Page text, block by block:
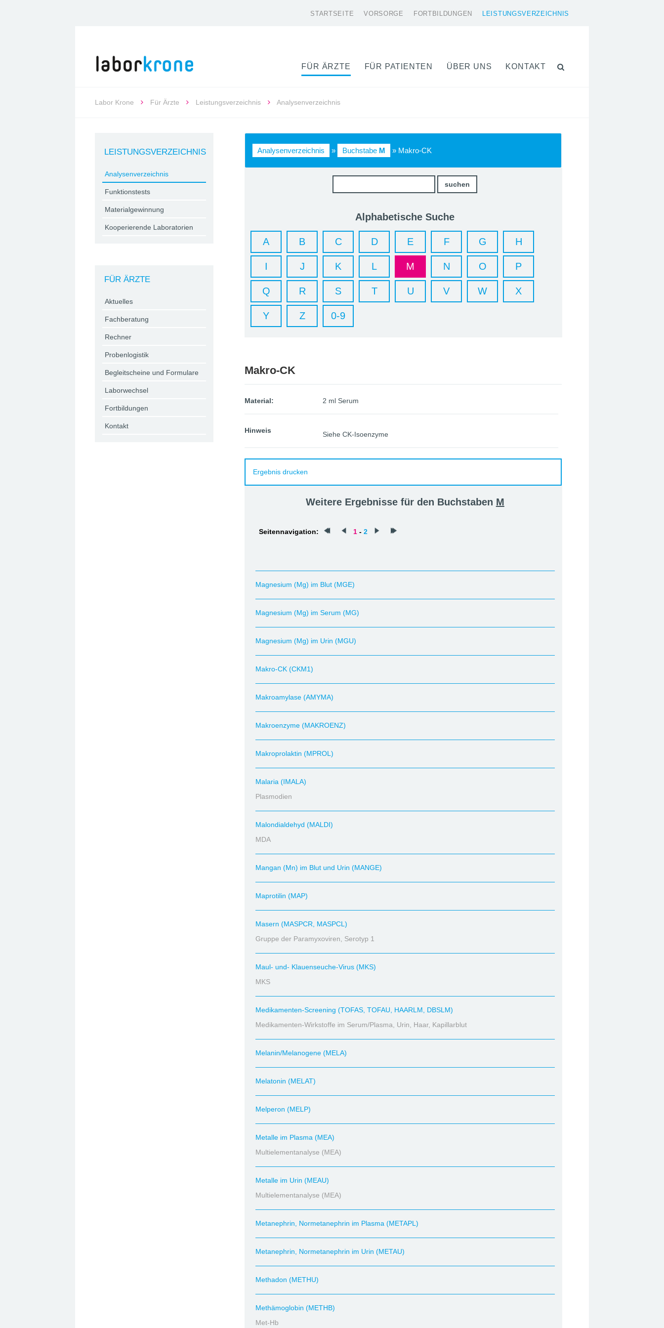
STARTSEITE VORSORGE FORTBILDUNGEN LEISTUNGSVERZEICHNIS
FÜR ÄRZTE FÜR PATIENTEN ÜBER UNS KONTAKT
Labor Krone Für Ärzte Leistungsverzeichnis Analysenverzeichnis
Analysenverzeichnis » Buchstabe M » Makro-CK
Alphabetische Suche
A B C D E F G H
I J K L M N O P
Q R S T U V W X
Y Z 0-9
Makro-CK
Material: 2 ml Serum
Hinweis Siehe CK-Isoenzyme
Ergebnis drucken
Weitere Ergebnisse für den Buchstaben M
Seitennavigation: 1 - 2
Magnesium (Mg) im Blut (MGE)
Magnesium (Mg) im Serum (MG)
Magnesium (Mg) im Urin (MGU)
Makro-CK (CKM1)
Makroamylase (AMYMA)
Makroenzyme (MAKROENZ)
Makroprolaktin (MPROL)
Malaria (IMALA)
Plasmodien
Malondialdehyd (MALDI)
MDA
Mangan (Mn) im Blut und Urin (MANGE)
Maprotilin (MAP)
Masern (MASPCR, MASPCL)
Gruppe der Paramyxoviren, Serotyp 1
Maul- und- Klauenseuche-Virus (MKS)
MKS
Medikamenten-Screening (TOFAS, TOFAU, HAARLM, DBSLM)
Medikamenten-Wirkstoffe im Serum/Plasma, Urin, Haar, Kapillarblut
Melanin/Melanogene (MELA)
Melatonin (MELAT)
Melperon (MELP)
Metalle im Plasma (MEA)
Multielementanalyse (MEA)
Metalle im Urin (MEAU)
Multielementanalyse (MEA)
Metanephrin, Normetanephrin im Plasma (METAPL)
Metanephrin, Normetanephrin im Urin (METAU)
Methadon (METHU)
Methämoglobin (METHB)
Met-Hb
LEISTUNGSVERZEICHNIS
Analysenverzeichnis
Funktionstests
Materialgewinnung
Kooperierende Laboratorien
FÜR ÄRZTE
Aktuelles
Fachberatung
Rechner
Probenlogistik
Begleitscheine und Formulare
Laborwechsel
Fortbildungen
Kontakt